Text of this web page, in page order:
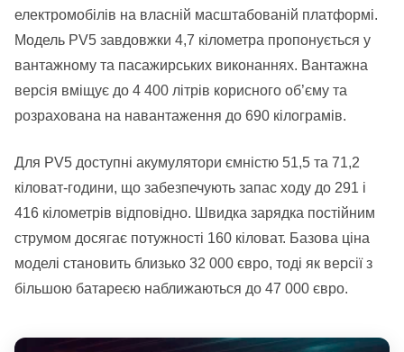
електромобілів на власній масштабованій платформі.
Модель PV5 завдовжки 4,7 кілометра пропонується у
вантажному та пасажирських виконаннях. Вантажна
версія вміщує до 4 400 літрів корисного об’єму та
розрахована на навантаження до 690 кілограмів.
Для PV5 доступні акумулятори ємністю 51,5 та 71,2
кіловат-години, що забезпечують запас ходу до 291 і
416 кілометрів відповідно. Швидка зарядка постійним
струмом досягає потужності 160 кіловат. Базова ціна
моделі становить близько 32 000 євро, тоді як версії з
більшою батареєю наближаються до 47 000 євро.